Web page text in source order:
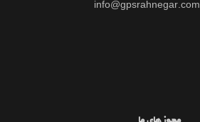
info@gpsrahnegar.com